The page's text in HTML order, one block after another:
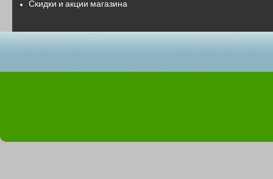
Скидки и акции магазина